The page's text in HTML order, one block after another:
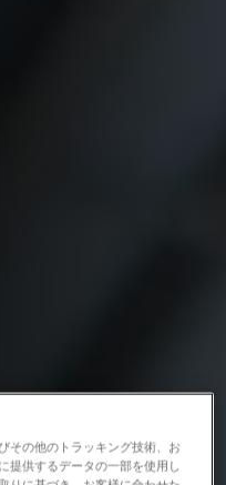
その他のトラッキング技術、お
提供するデータの一部を使用し